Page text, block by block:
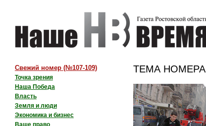
ТЕМА НОМЕРА
Свежий номер (№107-109)
Точка зрения
Наша Победа
Власть
Земля и люди
Экономика и бизнес
Ваше право